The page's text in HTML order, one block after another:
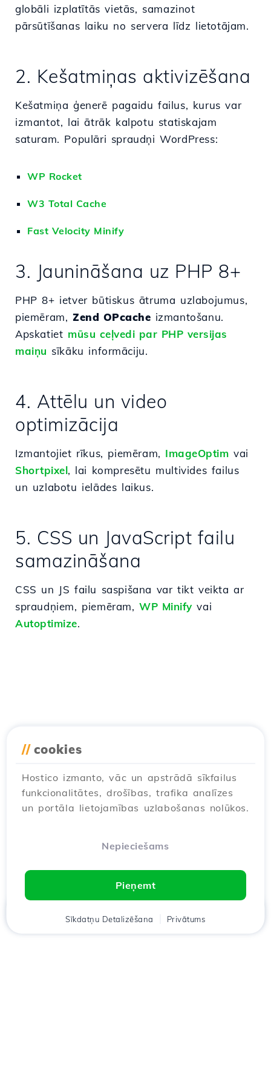
globāli izplatītās vietās, samazinot
pārsūtīšanas laiku no servera līdz lietotājam.
2. Kešatmiņas aktivizēšana
Kešatmiņa ģenerē pagaidu failus, kurus var
izmantot, lai ātrāk kalpotu statiskajam
saturam. Populāri spraudņi WordPress:
WP Rocket
W3 Total Cache
Fast Velocity Minify
3. Jaunināšana uz PHP 8+
PHP 8+ ietver būtiskus ātruma uzlabojumus,
piemēram, Zend OPcache izmantošanu.
Apskatiet mūsu ceļvedi par PHP versijas
maiņu sīkāku informāciju.
4. Attēlu un video
optimizācija
Izmantojiet rīkus, piemēram, ImageOptim vai
Shortpixel, lai kompresētu multivides failus
un uzlabotu ielādes laikus.
5. CSS un JavaScript failu
samazināšana
CSS un JS failu saspišana var tikt veikta ar
spraudņiem, piemēram,WP Minify vai
Autoptimize.
// cookies
Hostico izmanto, vāc un apstrādā sīkfailus
funkcionalitātes, drošības, trafika analīzes
un portāla lietojamības uzlabošanas nolūkos.
Nepieciešams
Pieņemt
Sīkdatņu Detalizēšana Privātums
Klients Groza Chat